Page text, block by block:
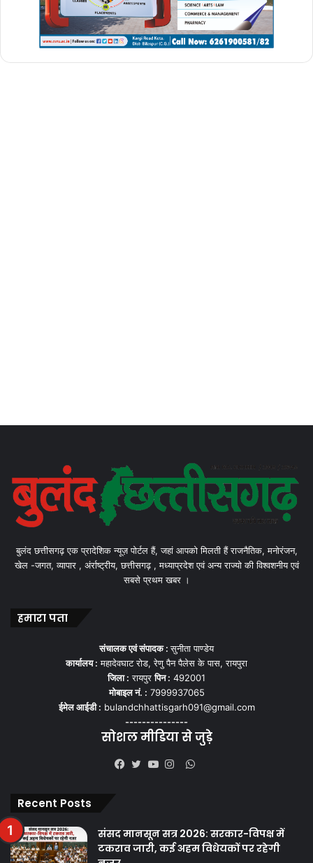
बुलंद छत्तीसगढ़ एक प्रादेशिक न्यूज़ पोर्टल हैं, जहां आपको मिलती हैं राजनैतिक, मनोरंजन,
खेल -जगत, व्यापार , अंर्राष्ट्रीय, छत्तीसगढ़ , मध्याप्रदेश एवं अन्य राज्यो की विश्वशनीय एवं
सबसे प्रथम खबर ।
हमारा पता
संचालक एवं संपादक :सुनीता पाण्डेय
कार्यालय : महादेवघाट रोड, रेणु पैन पैलेस के पास, रायपुरा
जिला : रायपुरपिन : 492001
मोबाइल नं. : 7999937065
ईमेल आईडी : bulandchhattisgarh091@gmail.com
---------------
सोशल मीडिया से जुड़े
WhatsApp
Recent Posts
संसद मानसून सत्र 2026: सरकार-विपक्ष में
टकराव जारी, कई अहम विधेयकों पर रहेगी